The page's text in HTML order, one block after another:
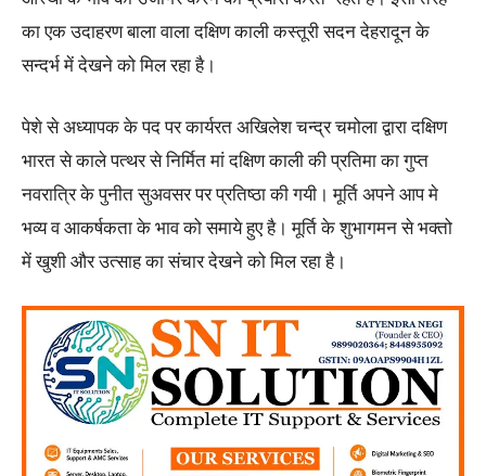
का एक उदाहरण बाला वाला दक्षिण काली कस्तूरी सदन देहरादून के
सन्दर्भ में देखने को मिल रहा है।
पेशे से अध्यापक के पद पर कार्यरत अखिलेश चन्द्र चमोला द्वारा दक्षिण
भारत से काले पत्थर से निर्मित मां दक्षिण काली की प्रतिमा का गुप्त
नवरात्रि के पुनीत सुअवसर पर प्रतिष्ठा की गयी। मूर्ति अपने आप मे
भव्य व आकर्षकता के भाव को समाये हुए है। मूर्ति के शुभागमन से भक्तो
में खुशी और उत्साह का संचार देखने को मिल रहा है।